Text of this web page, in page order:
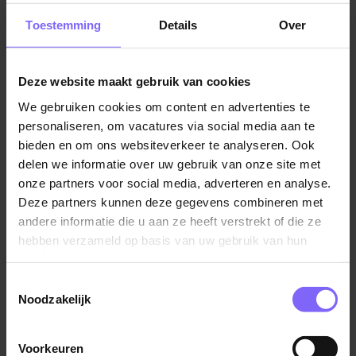
Toestemming Details Over
Deze website maakt gebruik van cookies
We gebruiken cookies om content en advertenties te
personaliseren, om vacatures via social media aan te
bieden en om ons websiteverkeer te analyseren. Ook
delen we informatie over uw gebruik van onze site met
onze partners voor social media, adverteren en analyse.
Deze partners kunnen deze gegevens combineren met
andere informatie die u aan ze heeft verstrekt of die ze
hebben verzameld op basis van uw gebruik van hun
Noodzakelijk
Voorkeuren
Vlodrop heeft een rijke geschiedenis die teruggaat tot
de Middeleeuwen. Het dorpje was destijds een
belangrijke handelsplaats vanwege de ligging aan de
staan nog enkele historische gebouwen die herinneren
aan deze tijd, waaronder de Sint-Martinuskerk en het
Kasteel Vlodrop. Tegenwoordig is Vlodrop vooral
bekend vanwege het kloostercomplex 'Abdij Lilbosch',
waar de Trappistenorde is gevestigd. De abdij heeft
een mooie kloostertuin die toegankelijk is voor
bezoekers, en er worden rondleidingen gegeven
waarbij je meer te weten kunt komen over het
kloosterleven.
Verder heeft Vlodrop een aantal gezellige cafés en
restaurants waar je kunt genieten van Limburgse
kun je prachtige wandelingen en fietstochten maken